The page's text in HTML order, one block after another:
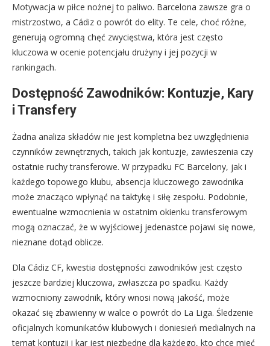
Motywacja w piłce nożnej to paliwo. Barcelona zawsze gra o
mistrzostwo, a Cádiz o powrót do elity. Te cele, choć różne,
generują ogromną chęć zwycięstwa, która jest często
kluczowa w ocenie potencjału drużyny i jej pozycji w
rankingach.
Dostępność Zawodników: Kontuzje, Kary
i Transfery
Żadna analiza składów nie jest kompletna bez uwzględnienia
czynników zewnętrznych, takich jak kontuzje, zawieszenia czy
ostatnie ruchy transferowe. W przypadku FC Barcelony, jak i
każdego topowego klubu, absencja kluczowego zawodnika
może znacząco wpłynąć na taktykę i siłę zespołu. Podobnie,
ewentualne wzmocnienia w ostatnim okienku transferowym
mogą oznaczać, że w wyjściowej jedenastce pojawi się nowe,
nieznane dotąd oblicze.
Dla Cádiz CF, kwestia dostępności zawodników jest często
jeszcze bardziej kluczowa, zwłaszcza po spadku. Każdy
wzmocniony zawodnik, który wnosi nową jakość, może
okazać się zbawienny w walce o powrót do La Liga. Śledzenie
oficjalnych komunikatów klubowych i doniesień medialnych na
temat kontuzji i kar jest niezbędne dla każdego, kto chce mieć